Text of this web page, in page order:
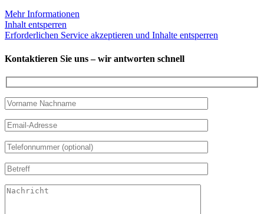
Mehr Informationen
Inhalt entsperren
Erforderlichen Service akzeptieren und Inhalte entsperren
Kontaktieren Sie uns – wir antworten schnell